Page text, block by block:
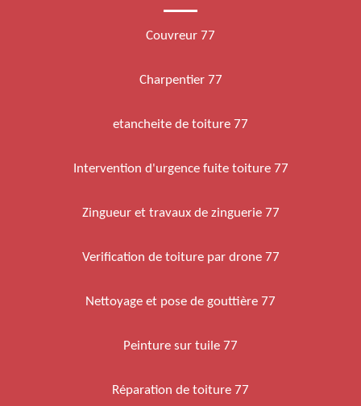
Couvreur 77
Charpentier 77
etancheite de toiture 77
Intervention d'urgence fuite toiture 77
Zingueur et travaux de zinguerie 77
Verification de toiture par drone 77
Nettoyage et pose de gouttière 77
Peinture sur tuile 77
Réparation de toiture 77